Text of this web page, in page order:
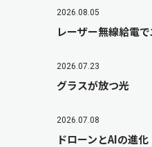
2026.08.05
レーザー無線給電
2026.07.23
グラスが放つ光
2026.07.08
ドローンとAIの進